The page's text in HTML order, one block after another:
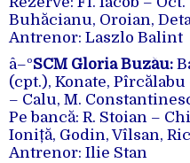
Buhăcianu, Oroian,
Antrenor: Laszlo Balint
â–ºSCM Gloria Buzău:
(cpt.), Konate, Pîrcălabu
– Calu, M.
Pe bancă: R. Stoian –
Ioniță, Godin, Vîlsan,
Antrenor: Ilie Stan